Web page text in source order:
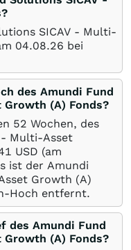
SICAV - Multi-
04.08.26 bei
des Amundi Fund
(A) Fonds?
52 Wochen, des
- Multi-Asset
USD (am
ist der Amundi
Growth (A)
Hoch entfernt.
des Amundi Fund
(A) Fonds?